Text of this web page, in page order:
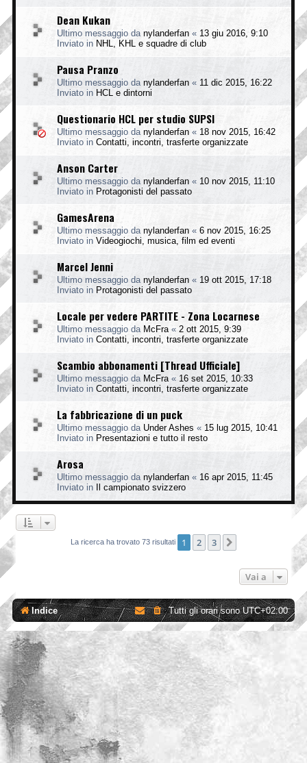
Dean Kukan
Ultimo messaggio da nylanderfan « 13 giu 2016, 9:10
Inviato in NHL, KHL e squadre di club
Pausa Pranzo
Ultimo messaggio da nylanderfan « 11 dic 2015, 16:22
Inviato in HCL e dintorni
Questionario HCL per studio SUPSI
Ultimo messaggio da nylanderfan « 18 nov 2015, 16:42
Inviato in Contatti, incontri, trasferte organizzate
Anson Carter
Ultimo messaggio da nylanderfan « 10 nov 2015, 11:10
Inviato in Protagonisti del passato
GamesArena
Ultimo messaggio da nylanderfan « 6 nov 2015, 16:25
Inviato in Videogiochi, musica, film ed eventi
Marcel Jenni
Ultimo messaggio da nylanderfan « 19 ott 2015, 17:18
Inviato in Protagonisti del passato
Locale per vedere PARTITE - Zona Locarnese
Ultimo messaggio da McFra « 2 ott 2015, 9:39
Inviato in Contatti, incontri, trasferte organizzate
Scambio abbonamenti [Thread Ufficiale]
Ultimo messaggio da McFra « 16 set 2015, 10:33
Inviato in Contatti, incontri, trasferte organizzate
La fabbricazione di un puck
Ultimo messaggio da Under Ashes « 15 lug 2015, 10:41
Inviato in Presentazioni e tutto il resto
Arosa
Ultimo messaggio da nylanderfan « 16 apr 2015, 11:45
Inviato in
Il campionato svizzero
La ricerca ha trovato 73 risultati 1 2 3
Vai a
Indice Tutti gli orari sonoUTC+02:00